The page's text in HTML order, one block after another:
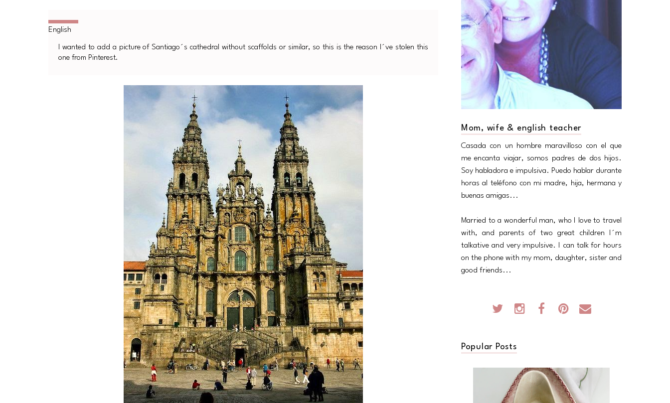
I wanted to add a picture of Santiago´s cathedral without scaffolds or similar, so this is the reason I´ve stolen this
one from Pinterest.
Mom, wife & english teacher
Casada con un hombre maravilloso con el que
me encanta viajar, somos padres de dos hijos.
Soy habladora e impulsiva. Puedo hablar durante
horas al teléfono con mi madre, hija, hermana y
buenas amigas...
Married to a wonderful man, who I love to travel
with, and parents of two great children I´m
talkative and very impulsive. I can talk for hours
on the phone with my mom, daughter, sister and
good friends...
Popular Posts